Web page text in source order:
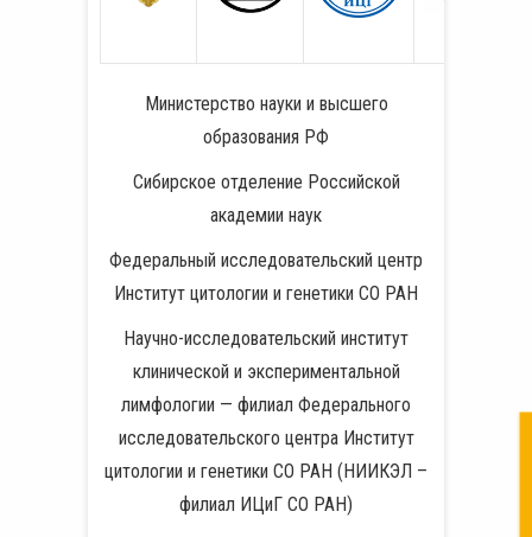
Министерство науки и высшего
образования РФ
Сибирское отделение Российской
академии наук
Федеральный исследовательский центр
Институт цитологии и генетики СО РАН
Научно-исследовательский институт
клинической и экспериментальной
лимфологии — филиал Федерального
исследовательского центра Институт
цитологии и генетики СО РАН (НИИКЭЛ –
филиал ИЦиГ СО РАН)